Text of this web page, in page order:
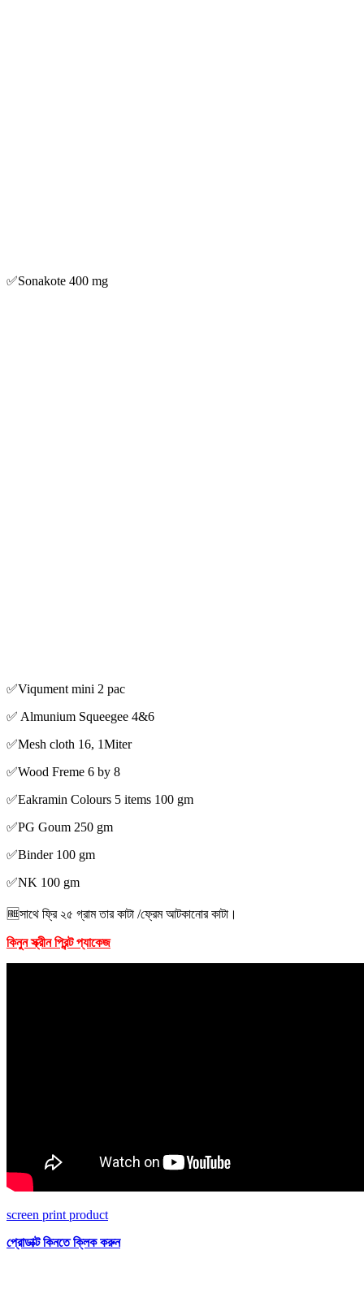
✅Sonakote 400 mg
✅Viqument mini 2 pac
✅ Almunium Squeegee 4&6
✅Mesh cloth 16, 1Miter
✅Wood Freme 6 by 8
✅Eakramin Colours 5 items 100 gm
✅PG Goum 250 gm
✅Binder 100 gm
✅NK 100 gm
🆓সাথে ফ্রি ২৫ গ্রাম তার কাটা /ফ্রেম আটকানোর কাটা।
কিনুন স্ক্রীন প্রিন্ট প্যাকেজ
screen print product
প্রোডাক্ট কিনতে ক্লিক করুন